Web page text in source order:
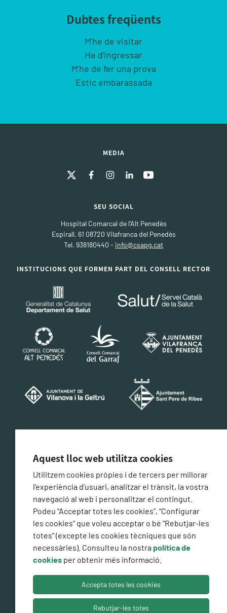
Dubtes freqüents
M'he de visitar
He d'ingressar
M'he de fer una prova
Estic embarassada
MEDIA
SEU SOCIAL
Hospital Comarcal de l'Alt Penedès
Espirall, 61 08720 Vilafranca del Penedès
Tel. 938180440 - info@csapg.cat
INSTITUCIONS QUE FORMEN PART DEL CONSELL RECTOR
Protecció de dades
Política de cookies
Declaració d'accessibilitat
Mapa web
Canal Intern
d'Alertes
Aquest lloc web utilitza cookies
Utilitzem cookies pròpies i de tercers per millorar
l'experiència d'usuari, analitzar el trànsit, la vostra
navegació al web i personalitzar el contingut.
Podeu “Acceptar totes les cookies”, “Configurar
les cookies” que voleu acceptar o bé “Rebutjar-les
totes” (excepte les cookies tècniques que són
necessàries). Consulteu la nostra política de
cookies per obtenir més informació.
Accepta totes les cookies
Rebutjar-les totes